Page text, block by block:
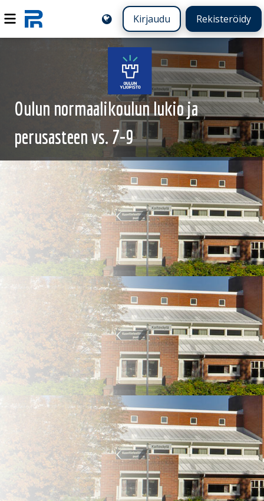
Kirjaudu Rekisteröidy
Oulun normaalikoulun lukio ja
perusasteen vs. 7-9